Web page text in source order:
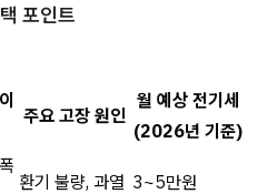
포인트
주요 고장 원인
월 예상 전기세
(2026년 기준)
환기 불량, 과열 3~5만원